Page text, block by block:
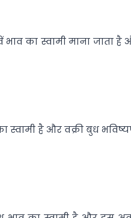
का स्वामी माना जाता
स्वामी है और वक्री बुध